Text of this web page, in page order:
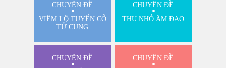
CHUYÊN ĐỀ
VIÊM LỘ TUYẾN CỔ
TỬ CUNG
CHUYÊN ĐỀ
THU NHỎ ÂM ĐẠO
CHUYÊN ĐỀ
CHUYÊN ĐỀ